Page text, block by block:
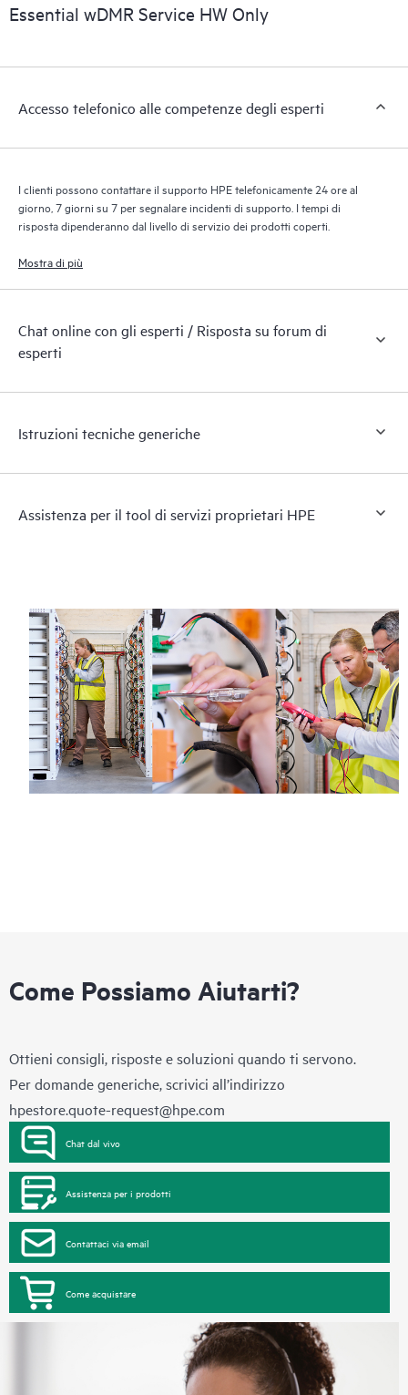
le modalità di interazione reciproca di tali prodotti. Con i nuovi
senza dover aprire una richiesta di supporto, nonché accedere
servizio HPE Tech Care, è possibile accedere a risorse HPE utili
prestazioni, dall’edge al cloud.
Essential wDMR Service HW Only
Accesso telefonico alle competenze degli esperti
I clienti possono contattare il supporto HPE telefonicamente 24 ore al
giorno, 7 giorni su 7 per segnalare incidenti di supporto. I tempi di
risposta dipenderanno dal livello di servizio dei prodotti coperti.
Mostra di più
Chat online con gli esperti / Risposta su forum di
esperti
Istruzioni tecniche generiche
Assistenza per il tool di servizi proprietari HPE
Come Possiamo Aiutarti?
Ottieni consigli, risposte e soluzioni quando ti servono.
Per domande generiche, scrivici all’indirizzo
hpestore.quote-request@hpe.com
Chat dal vivo
Assistenza per i prodotti
Contattaci via email
Come acquistare